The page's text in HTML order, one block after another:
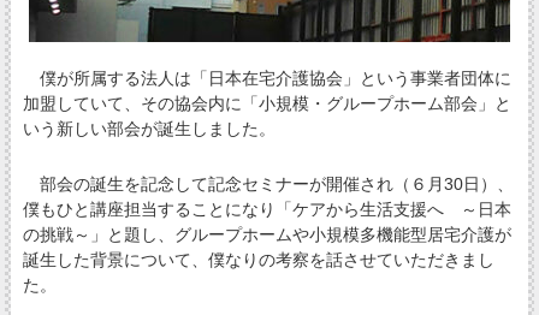
僕が所属する法人は「日本在宅介護協会」という事業者団体に
加盟していて、その協会内に「小規模・グループホーム部会」と
いう新しい部会が誕生しました。
部会の誕生を記念して記念セミナーが開催され（６月30日）、
僕もひと講座担当することになり「ケアから生活支援へ ～日本
の挑戦～」と題し、グループホームや小規模多機能型居宅介護が
誕生した背景について、僕なりの考察を話させていただきまし
た。